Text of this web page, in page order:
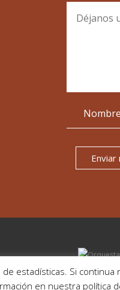
Enviar
estadísticas. Si
en nuestra política